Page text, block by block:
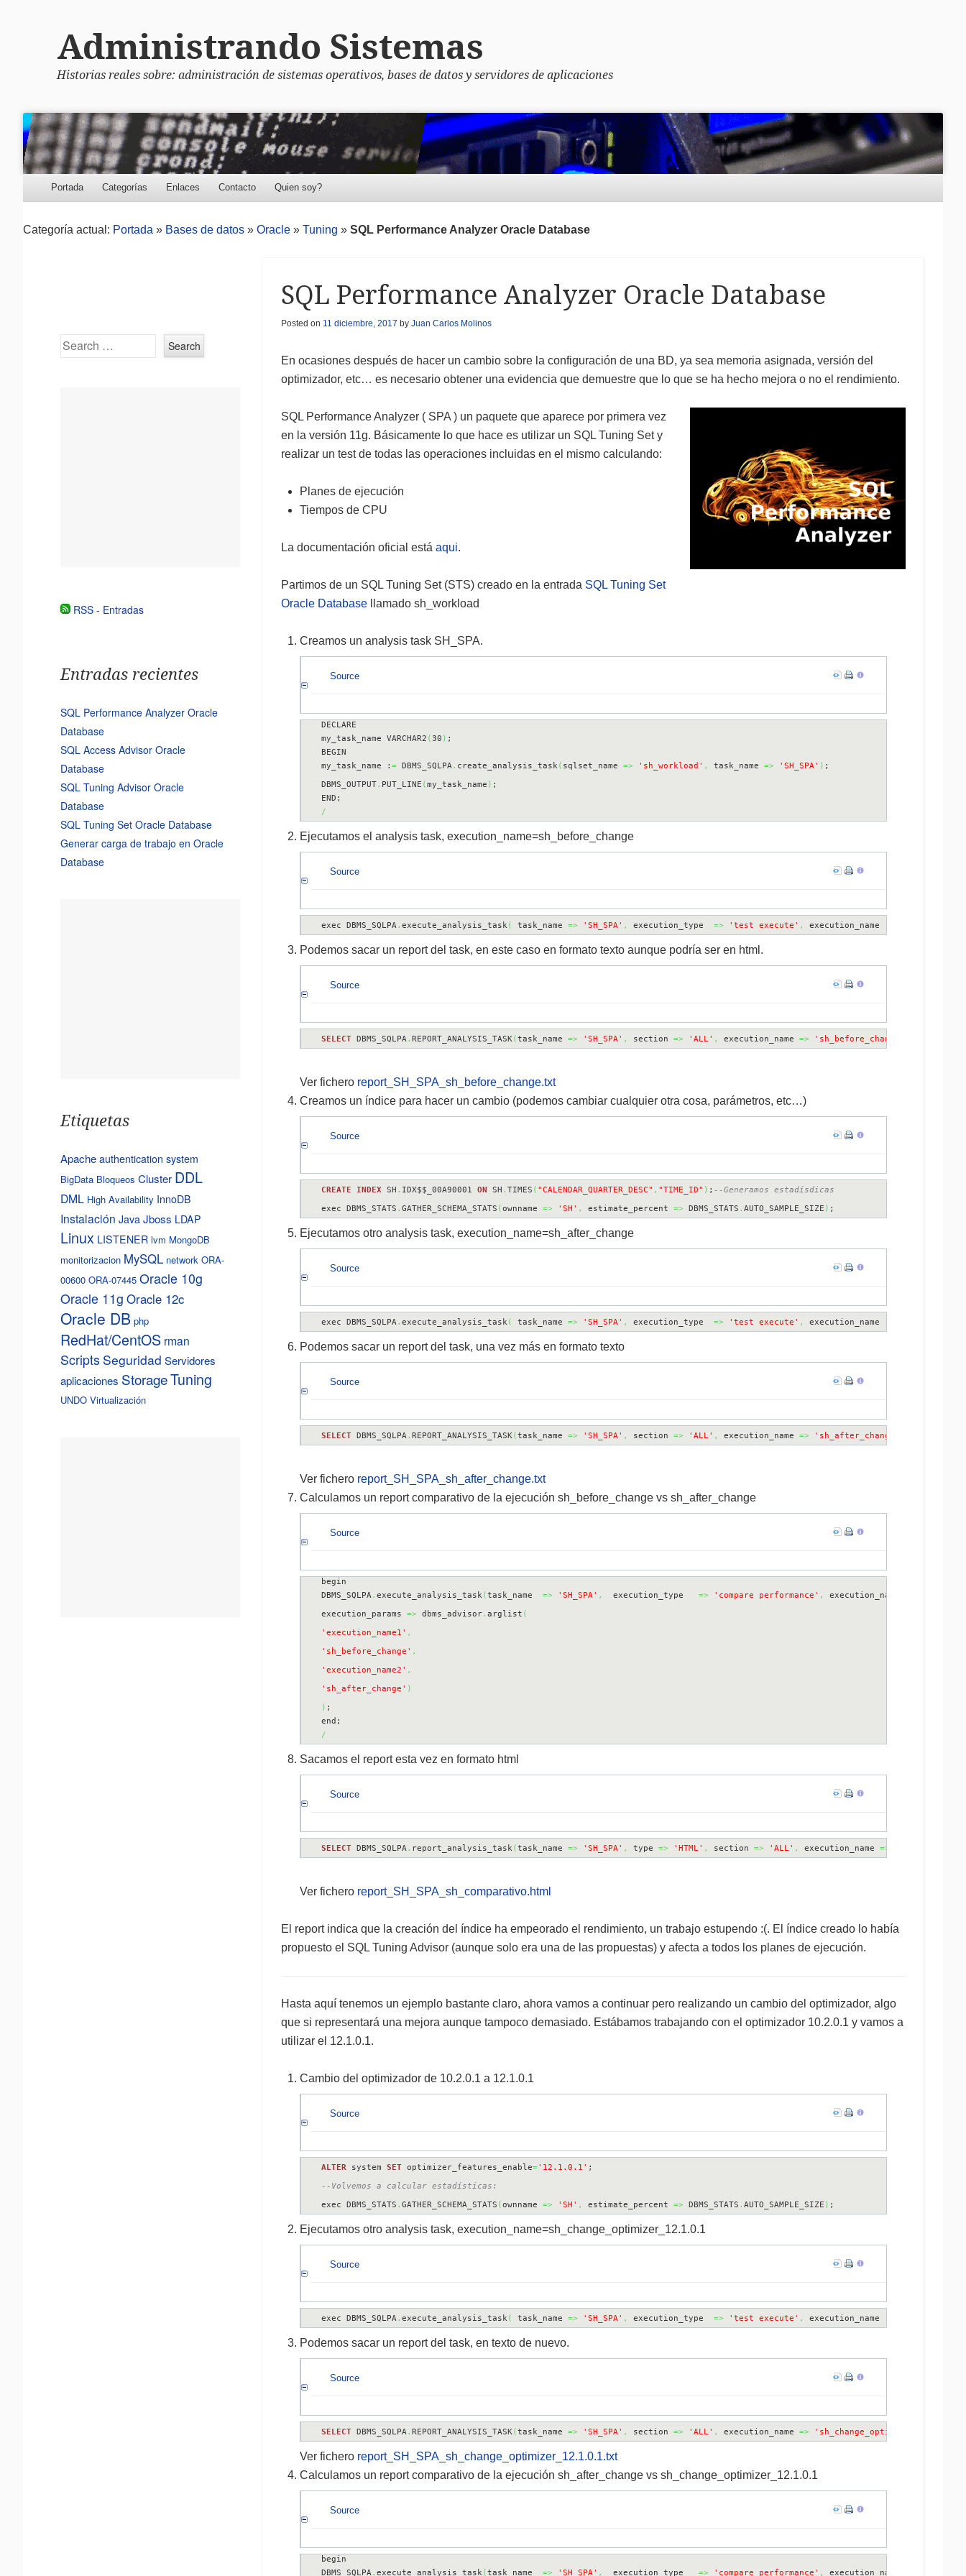
Administrando Sistemas
Historias reales sobre: administración de sistemas operativos, bases de datos y servidores de aplicaciones
Menu
Skip to content
Portada Categorías Enlaces Contacto Quien soy?
Categoría actual: Portada » Bases de datos» Oracle» Tuning » SQL Performance Analyzer Oracle Database
SQL Performance Analyzer Oracle Database
Posted on 11 diciembre, 2017 by Juan Carlos Molinos
En ocasiones después de hacer un cambio sobre la configuración de una BD, ya sea memoria asignada, versión del
optimizador, etc… es necesario obtener una evidencia que demuestre que lo que se ha hecho mejora o no el rendimiento.
SQL Performance Analyzer ( SPA ) un paquete que aparece por primera vez
en la versión 11g. Básicamente lo que hace es utilizar un SQL Tuning Set y
realizar un test de todas las operaciones incluidas en el mismo calculando:
Planes de ejecución
Tiempos de CPU
La documentación oficial está aqui.
Partimos de un SQL Tuning Set (STS) creado en la entrada SQL Tuning Set
Oracle Databasellamado sh_workload
Creamos un analysis task SH_SPA.
Source
DECLARE
my_task_name VARCHAR2 (30 ) ;
BEGIN
my_task_name : = DBMS_SQLPA . create_analysis_task ( sqlset_name => 'sh_workload' , task_name => 'SH_SPA' ) ;
DBMS_OUTPUT. PUT_LINE (my_task_name ) ;
/
Ejecutamos el analysis task, execution_name=sh_before_change
Source
exec DBMS_SQLPA . execute_analysis_task ( task_name => 'SH_SPA' , execution_type => 'test execute' , execution_name
Podemos sacar un report del task, en este caso en formato texto aunque podría ser en html.
Source
SELECT DBMS_SQLPA . REPORT_ANALYSIS_TASK (task_name => 'SH_SPA' , section => 'ALL' , execution_name => 'sh_before_change'
Ver fichero report_SH_SPA_sh_before_change.txt
Creamos un índice para hacer un cambio (podemos cambiar cualquier otra cosa, parámetros, etc…)
Source
CREATE INDEX SH . IDX$$_00A90001 ON SH . TIMES ( "CALENDAR_QUARTER_DESC" , "TIME_ID" ) ; --Generamos estadísdicas
exec DBMS_STATS . GATHER_SCHEMA_STATS (ownname => 'SH' , estimate_percent => DBMS_STATS . AUTO_SAMPLE_SIZE ) ;
Ejecutamos otro analysis task, execution_name=sh_after_change
Source
exec DBMS_SQLPA . execute_analysis_task ( task_name => 'SH_SPA' , execution_type => 'test execute' , execution_name
Podemos sacar un report del task, una vez más en formato texto
Source
SELECT DBMS_SQLPA . REPORT_ANALYSIS_TASK (task_name => 'SH_SPA' , section => 'ALL' , execution_name => 'sh_after_change'
Ver fichero report_SH_SPA_sh_after_change.txt
Calculamos un report comparativo de la ejecución sh_before_change vs sh_after_change
Source
begin
DBMS_SQLPA . execute_analysis_task (task_name => 'SH_SPA' , execution_type => 'compare performance' , execution_name
execution_params => dbms_advisor. arglist (
'execution_name1' ,
'sh_before_change' ,
'execution_name2' ,
'sh_after_change' )
) ;
/
Sacamos el report esta vez en formato html
Source
SELECT DBMS_SQLPA . report_analysis_task (task_name => 'SH_SPA' , type => 'HTML' , section => 'ALL' , execution_name =>
Ver fichero report_SH_SPA_sh_comparativo.html
El report indica que la creación del índice ha empeorado el rendimiento, un trabajo estupendo :(. El índice creado lo había
propuesto el SQL Tuning Advisor (aunque solo era una de las propuestas) y afecta a todos los planes de ejecución.
Hasta aquí tenemos un ejemplo bastante claro, ahora vamos a continuar pero realizando un cambio del optimizador, algo
que si representará una mejora aunque tampoco demasiado. Estábamos trabajando con el optimizador 10.2.0.1 y vamos a
utilizar el 12.1.0.1.
Cambio del optimizador de 10.2.0.1 a 12.1.0.1
Source
ALTER system SET optimizer_features_enable= '12.1.0.1'
--Volvemos a calcular estadísticas:
exec DBMS_STATS . GATHER_SCHEMA_STATS (ownname => 'SH' , estimate_percent => DBMS_STATS . AUTO_SAMPLE_SIZE ) ;
Ejecutamos otro analysis task, execution_name=sh_change_optimizer_12.1.0.1
Source
exec DBMS_SQLPA . execute_analysis_task ( task_name => 'SH_SPA' , execution_type => 'test execute' , execution_name
Podemos sacar un report del task, en texto de nuevo.
Source
SELECT DBMS_SQLPA . REPORT_ANALYSIS_TASK (task_name => 'SH_SPA' , section => 'ALL' , execution_name => 'sh_change_optimizer_12.1.0.1'
Ver fichero report_SH_SPA_sh_change_optimizer_12.1.0.1.txt
Calculamos un report comparativo de la ejecución sh_after_change vs sh_change_optimizer_12.1.0.1
Source
begin
DBMS_SQLPA . execute_analysis_task (task_name => 'SH_SPA' , execution_type => 'compare performance' , execution_name
Search
RSS - Entradas
Entradas recientes
SQL Performance Analyzer Oracle
Database
SQL Access Advisor Oracle
Database
SQL Tuning Advisor Oracle
Database
SQL Tuning Set Oracle Database
Generar carga de trabajo en Oracle
Database
Etiquetas
Apache authentication system
BigData Bloqueos Cluster DDL
DML High Availability InnoDB
Instalación Java Jboss LDAP
Linux LISTENER lvm MongoDB
monitorizacion MySQL network ORA-
00600 ORA-07445 Oracle 10g
Oracle 11g Oracle 12c
Oracle DB php
RedHat/CentOS rman
Scripts Seguridad Servidores
aplicaciones StorageTuning
UNDO Virtualización